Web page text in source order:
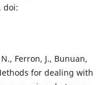
doi:
Ferron, J., Bunuan,
for dealing with